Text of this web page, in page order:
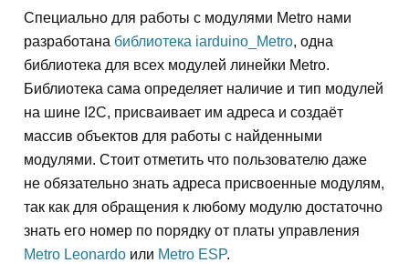
Специально для работы с модулями Metro нами
разработана библиотека iarduino_Metro, одна
библиотека для всех модулей линейки Metro.
Библиотека сама определяет наличие и тип модулей
на шине I2C, присваивает им адреса и создаёт
массив объектов для работы с найденными
модулями. Стоит отметить что пользователю даже
не обязательно знать адреса присвоенные модулям,
так как для обращения к любому модулю достаточно
знать его номер по порядку от платы управления
Metro Leonardo или Metro ESP.